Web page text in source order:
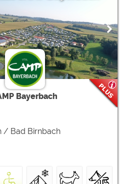
Bayerbach
/ Bad Birnbach
https://policies.google.com/privacy
können jeder Zeit im Footer
werden!